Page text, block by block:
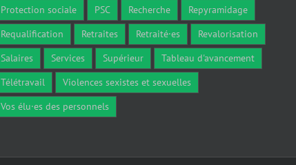
Protection sociale
PSC Recherche
Repyramidage
Requalification
Retraites Retraité·es
Revalorisation
Salaires
Services Supérieur
Tableau d'avancement
Télétravail
Violences sexistes et sexuelles
Vos élu·es des personnels